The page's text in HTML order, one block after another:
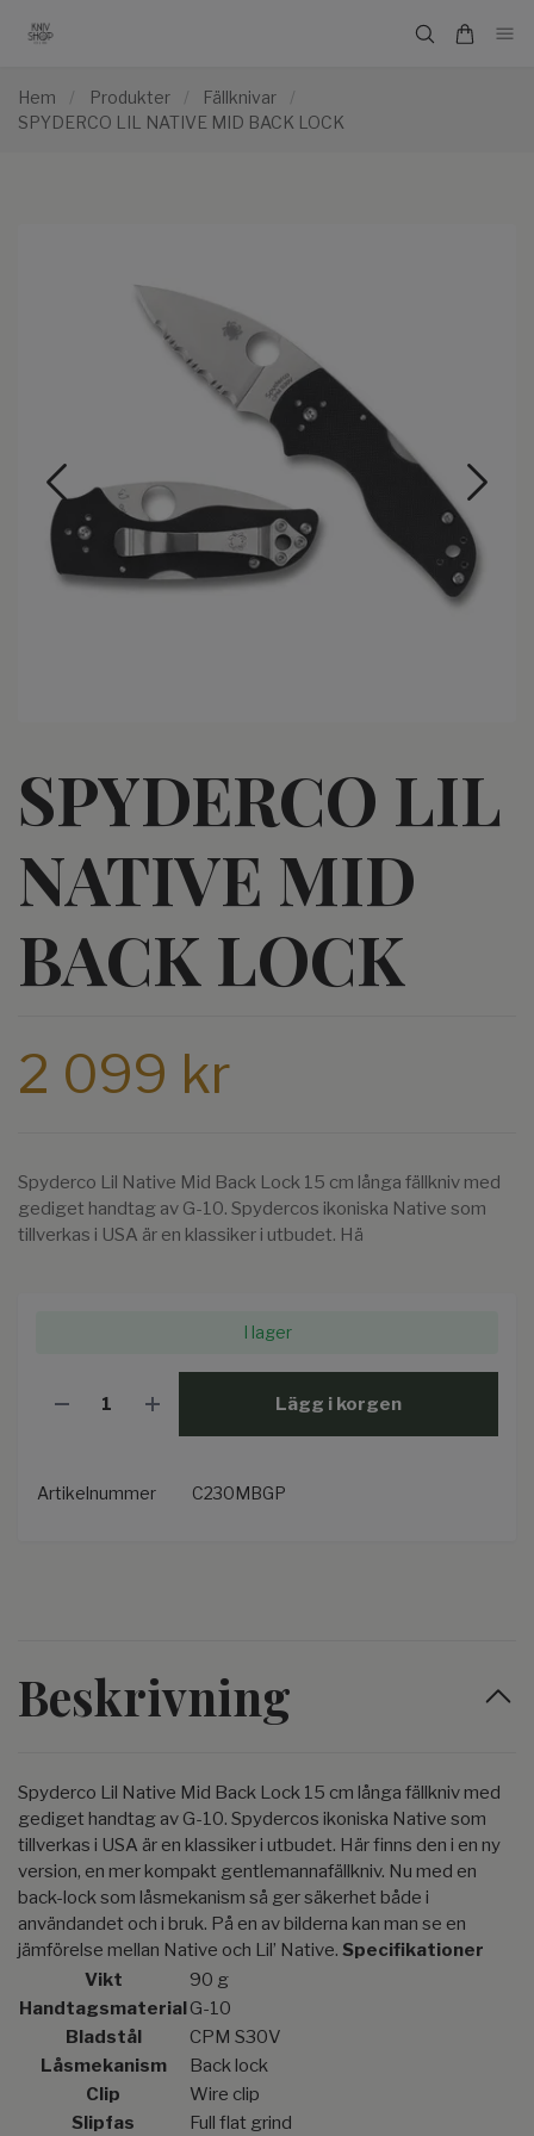
Hem / Produkter / Fällknivar
/
SPYDERCO LIL NATIVE MID BACK LOCK
SPYDERCO LIL
NATIVE MID
BACK LOCK
2 099 kr
Spyderco Lil Native Mid Back Lock 15 cm långa fällkniv med
gediget handtag av G-10. Spydercos ikoniska Native som
tillverkas i USA är en klassiker i utbudet. Hä
I lager
Lägg i korgen
Artikelnummer C230MBGP
Beskrivning
Spyderco Lil Native Mid Back Lock 15 cm långa fällkniv med
gediget handtag av G-10. Spydercos ikoniska Native som
tillverkas i USA är en klassiker i utbudet. Här finns den i en ny
version, en mer kompakt gentlemannafällkniv. Nu med en
back-lock som låsmekanism så ger säkerhet både i
användandet och i bruk. På en av bilderna kan man se en
jämförelse mellan Native och Lil’ Native. Specifikationer
Vikt
90 g
HandtagsmaterialG-10
Bladstål
CPM S30V
Låsmekanism
Back lock
Clip
Wire clip
Slipfas
Full flat grind